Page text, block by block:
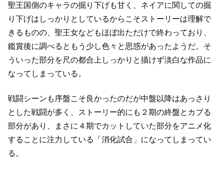
聖王国側のキャラの掘り下げも甘く、 ネイアに関しての掘
り下げはしっかりとしているからこそストーリーは理解で
きるものの、聖王女などもほぼ出ただけで終わっており、
鑑賞後に調べるともう少し色々と思惑があったようだ。 そ
ういった部分を尺の都合上しっかりと描けず淡白な作品に
なってしまっている。
戦闘シーンも序盤こそ良かったのだが中盤以降はあっさり
とした戦闘が多く、ストーリー的にも２期の終盤とカブる
部分があり、
まさに４期でカットしていた部分をアニメ化
することに注力している「消化試合」になってしまってい
る。